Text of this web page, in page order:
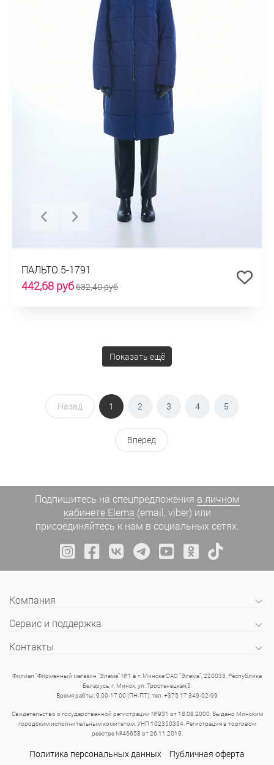
ПАЛЬТО 5-1791
442,68 руб632,40 руб
Показать ещё
Назад 1 2 3 4 5
Вперед
Подпишитесь на спецпредложения в личном
кабинете Elema (email, viber) или
присоединяйтесь к нам в социальных сетях.
Компания
Сервис и поддержка
Контакты
Филиал "Фирменный магазин "Элема" №1 в г. Минске ОАО "Элема", 220033, Республика
Беларусь, г. Минск, ул. Тростенецкая,5.
Время рабты: 9.00-17.00 (ПН-ПТ); тел. +375 17 349-02-99
Свидетельство о государственной регистрации №931 от 18.08.2000. Выдано Минским
городским исполнительным комитетом. УНП 102350354. Регистрация в торговом
реестре №46658 от 26.11.2019.
Политика персональных данных Публичная оферта